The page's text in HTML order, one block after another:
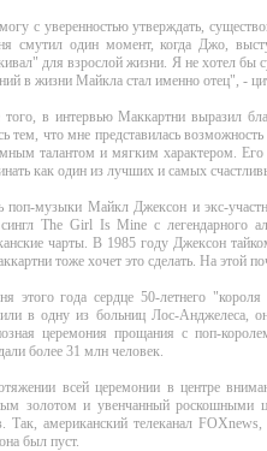
с уверенностью утверждать,
смутил один момент, когда Джо,
для взрослой жизни. Я не хотел бы
в жизни Майкла стал именно отец", -
в интервью Маккартни выразил
тем, что мне представилась
талантом и мягким характером.
как один из лучших и самых
поп-музыки Майкл Джексон и экс-
The Girl Is Mine с легендарного
чарты. В 1985 году Джексон
тоже хочет это сделать. На этой
этого года сердце 50-летнего
в одну из больниц Лос-
церемония прощания с поп-
более 31 млн человек.
всей церемонии в центре
золотом и увенчанный роскошными
Так, американский телеканал
был пуст.